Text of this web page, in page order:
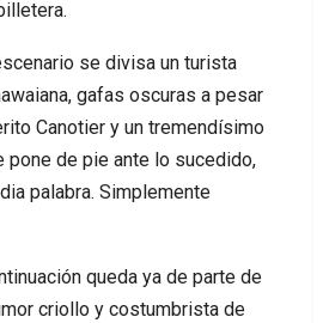
se divisa un turista
gafas oscuras a pesar
Canotier y un tremendísimo
pone de pie ante lo sucedido,
palabra. Simplemente
queda ya de parte de
criollo y costumbrista de